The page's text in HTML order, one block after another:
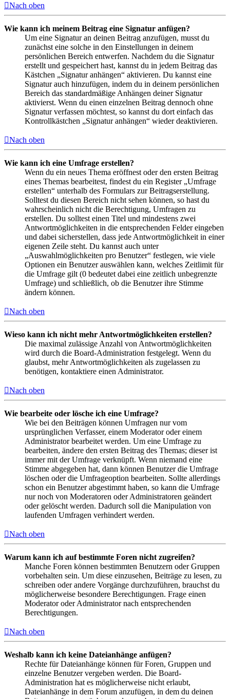
Nach oben
Wie kann ich meinem Beitrag eine Signatur anfügen?
Um eine Signatur an deinen Beitrag anzufügen, musst du
zunächst eine solche in den Einstellungen in deinem
persönlichen Bereich entwerfen. Nachdem du die Signatur
erstellt und gespeichert hast, kannst du in jedem Beitrag das
Kästchen „Signatur anhängen“ aktivieren. Du kannst eine
Signatur auch hinzufügen, indem du in deinem persönlichen
Bereich das standardmäßige Anhängen deiner Signatur
aktivierst. Wenn du einen einzelnen Beitrag dennoch ohne
Signatur verfassen möchtest, so kannst du dort einfach das
Kontrollkästchen „Signatur anhängen“ wieder deaktivieren.
Nach oben
Wie kann ich eine Umfrage erstellen?
Wenn du ein neues Thema eröffnest oder den ersten Beitrag
eines Themas bearbeitest, findest du ein Register „Umfrage
erstellen“ unterhalb des Formulars zur Beitragserstellung.
Solltest du diesen Bereich nicht sehen können, so hast du
wahrscheinlich nicht die Berechtigung, Umfragen zu
erstellen. Du solltest einen Titel und mindestens zwei
Antwortmöglichkeiten in die entsprechenden Felder eingeben
und dabei sicherstellen, dass jede Antwortmöglichkeit in einer
eigenen Zeile steht. Du kannst auch unter
„Auswahlmöglichkeiten pro Benutzer“ festlegen, wie viele
Optionen ein Benutzer auswählen kann, welches Zeitlimit für
die Umfrage gilt (0 bedeutet dabei eine zeitlich unbegrenzte
Umfrage) und schließlich, ob die Benutzer ihre Stimme
ändern können.
Nach oben
Wieso kann ich nicht mehr Antwortmöglichkeiten erstellen?
Die maximal zulässige Anzahl von Antwortmöglichkeiten
wird durch die Board-Administration festgelegt. Wenn du
glaubst, mehr Antwortmöglichkeiten als zugelassen zu
benötigen, kontaktiere einen Administrator.
Nach oben
Wie bearbeite oder lösche ich eine Umfrage?
Wie bei den Beiträgen können Umfragen nur vom
ursprünglichen Verfasser, einem Moderator oder einem
Administrator bearbeitet werden. Um eine Umfrage zu
bearbeiten, ändere den ersten Beitrag des Themas; dieser ist
immer mit der Umfrage verknüpft. Wenn niemand eine
Stimme abgegeben hat, dann können Benutzer die Umfrage
löschen oder die Umfrageoption bearbeiten. Sollte allerdings
schon ein Benutzer abgestimmt haben, so kann die Umfrage
nur noch von Moderatoren oder Administratoren geändert
oder gelöscht werden. Dadurch soll die Manipulation von
laufenden Umfragen verhindert werden.
Nach oben
Warum kann ich auf bestimmte Foren nicht zugreifen?
Manche Foren können bestimmten Benutzern oder Gruppen
vorbehalten sein. Um diese einzusehen, Beiträge zu lesen, zu
schreiben oder andere Vorgänge durchzuführen, brauchst du
möglicherweise besondere Berechtigungen. Frage einen
Moderator oder Administrator nach entsprechenden
Berechtigungen.
Nach oben
Weshalb kann ich keine Dateianhänge anfügen?
Rechte für Dateianhänge können für Foren, Gruppen und
einzelne Benutzer vergeben werden. Die Board-
Administration hat es möglicherweise nicht erlaubt,
Dateianhänge in dem Forum anzufügen, in dem du deinen